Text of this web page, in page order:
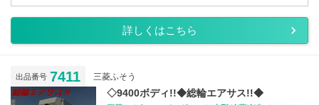
詳しくはこちら
出品番号 7411 三菱ふそう
◇9400ボディ!!◆総輪エアサス!!◆